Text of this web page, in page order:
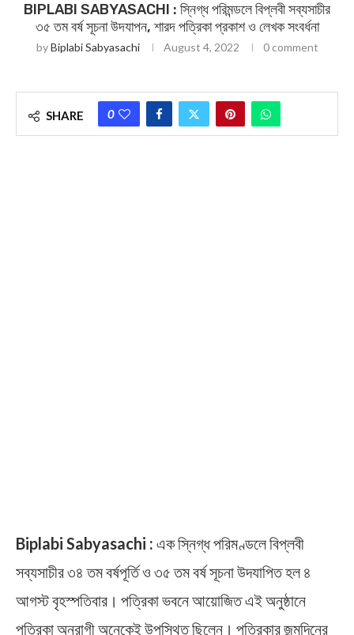
BIPLABI SABYASACHI : স্নিগ্ধ পরিমন্ডলে বিপ্লবী সব্যসাচীর
৩৫ তম বর্ষ সূচনা উদযাপন, শারদ পত্রিকা প্রকাশ ও লেখক সংবর্ধনা
byBiplabi Sabyasachi August 4, 2022 0 comment
SHARE 0
Biplabi Sabyasachi : এক স্নিগ্ধ পরিমণ্ডলে বিপ্লবী
সব্যসাচীর ৩৪ তম বর্ষপূর্তি ও ৩৫ তম বর্ষ সূচনা উদযাপিত হল ৪
আগস্ট বৃহস্পতিবার। পত্রিকা ভবনে আয়োজিত এই অনুষ্ঠানে
পত্রিকা অনুরাগী অনেকেই উপস্থিত ছিলেন। পত্রিকার জন্মদিনের